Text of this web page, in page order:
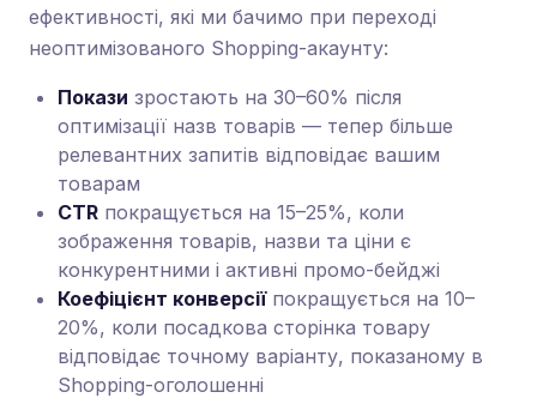
ефективності, які ми бачимо при переході
неоптимізованого Shopping-акаунту:
Покази зростають на 30–60% після
оптимізації назв товарів — тепер більше
релевантних запитів відповідає вашим
товарам
CTR покращується на 15–25%, коли
зображення товарів, назви та ціни є
конкурентними і активні промо-бейджі
Коефіцієнт конверсіїпокращується на 10–
20%, коли посадкова сторінка товару
відповідає точному варіанту, показаному в
Shopping-оголошенні